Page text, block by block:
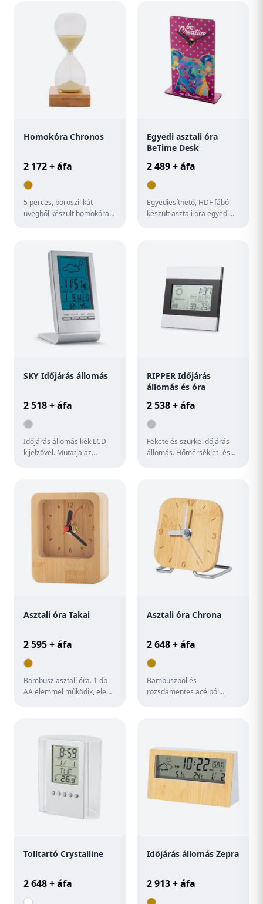
Homokóra Chronos
2 172 + áfa
5 perces, boroszilikát
üvegből készült homokóra
Egyedi asztali óra
BeTime Desk
2 489 + áfa
Egyediesíthető, HDF fából
készült asztali óra egyedi
SKY Időjárás állomás
2 518 + áfa
Időjárás állomás kék LCD
kijelzővel. Mutatja az
RIPPER Időjárás
állomás és óra
2 538 + áfa
Fekete és szürke időjárás
állomás. Hőmérséklet- és
Asztali óra Takai
2 595 + áfa
Bambusz asztali óra. 1 db
AA elemmel működik, elem
Asztali óra Chrona
2 648 + áfa
Bambuszból és
rozsdamentes acélból
Tolltartó Crystalline
2 648 + áfa
Időjárás állomás Zepra
2 913 + áfa